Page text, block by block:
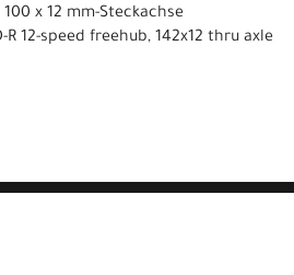
x 12 mm-Steckachse
12-speed freehub, 142x12 thru axle